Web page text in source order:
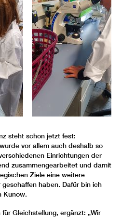
steht schon jetzt fest:
vor allem auch deshalb so
Einrichtungen der
zusammengearbeitet und damit
Ziele eine weitere
haben. Dafür bin ich
Kunow.
Gleichstellung, ergänzt: „Wir